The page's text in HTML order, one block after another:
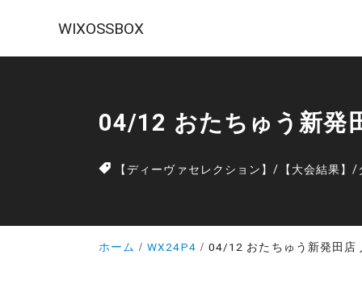
WIXOSSBOX
04/12 おたちゅう新発
【ディーヴァセレクション】/ 【大会結果】/
ホーム WX24P4 04/12 おたちゅう新発田店